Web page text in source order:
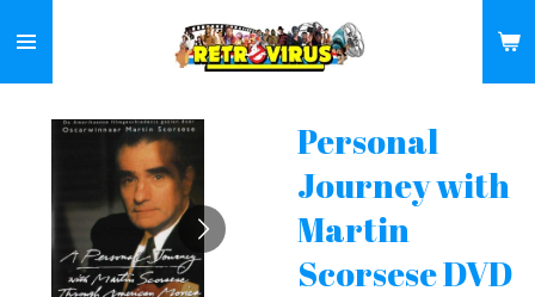
direct
naar
Personal
Journey with
Martin
Scorsese DVD